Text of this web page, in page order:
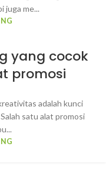
juga me...
yang cocok
promosi
adalah kunci
satu alat promosi